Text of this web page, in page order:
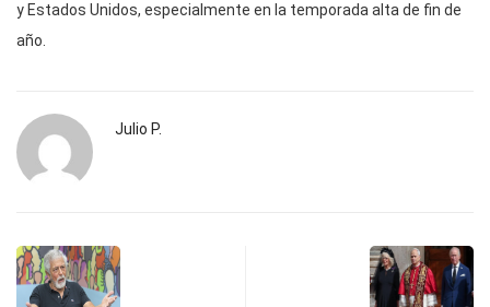
y Estados Unidos, especialmente en la temporada alta de fin de
año.
Julio P.